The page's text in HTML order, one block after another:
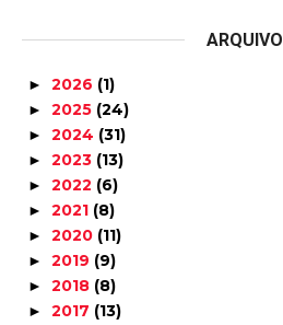
ARQUIVO
► 2026 (1)
► 2025 (24)
► 2024 (31)
► 2023 (13)
► 2022 (6)
► 2021 (8)
► 2020 (11)
► 2019 (9)
► 2018 (8)
► 2017 (13)